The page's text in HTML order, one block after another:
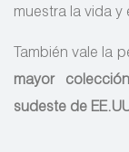
muestra la vida y
También vale la
mayor
sudeste de